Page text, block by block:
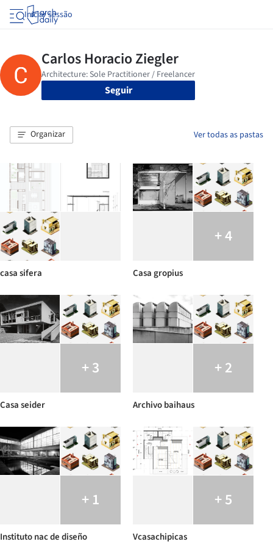
Iniciar sessão
Seguir
Organizar Ver todas as pastas
casa sifera
+ 4
Casa gropius
+ 3
Casa seider
+ 2
Archivo baihaus
+ 1
Instituto nac de diseño
+ 5
Vcasachipicas